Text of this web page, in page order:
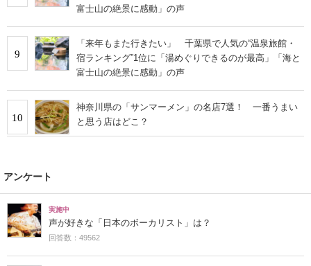
富士山の絶景に感動」の声
9
「来年もまた行きたい」 千葉県で人気の“温泉旅館・
宿ランキング”1位に「湯めぐりできるのが最高」「海と
富士山の絶景に感動」の声
10
神奈川県の「サンマーメン」の名店7選！ 一番うまい
と思う店はどこ？
アンケート
実施中
声が好きな「日本のボーカリスト」は？
回答数：49562